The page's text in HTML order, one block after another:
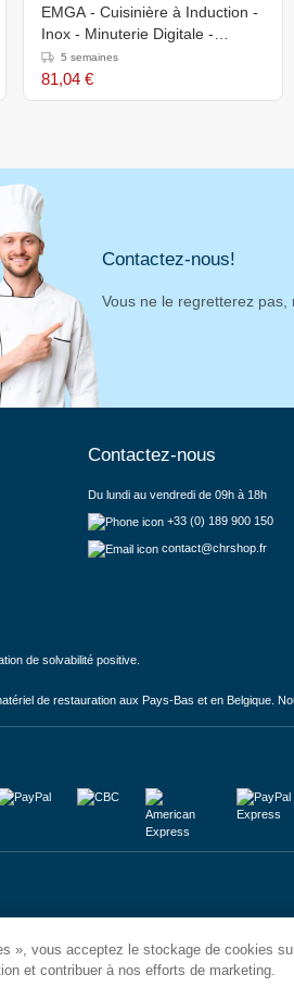
EMGA - Cuisinière à Induction -
Inox - Minuterie Digitale -
1800W
5 semaines
81,04 €
Contactez-nous!
Vous ne le regretterez
Contactez-nous
Du lundi au vendredi de 09h à 18h
+33 (0) 189 900 150
contact@chrshop.fr
de solvabilité positive.
de restauration aux Pays-Bas et en Belgique.
», vous acceptez le stockage de cookies
et contribuer à nos efforts de marketing.